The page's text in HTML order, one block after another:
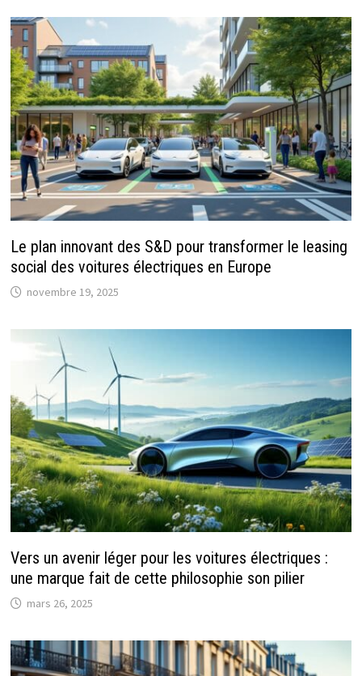
Le plan innovant des S&D pour transformer le leasing
social des voitures électriques en Europe
novembre 19, 2025
Vers un avenir léger pour les voitures électriques :
une marque fait de cette philosophie son pilier
mars 26, 2025